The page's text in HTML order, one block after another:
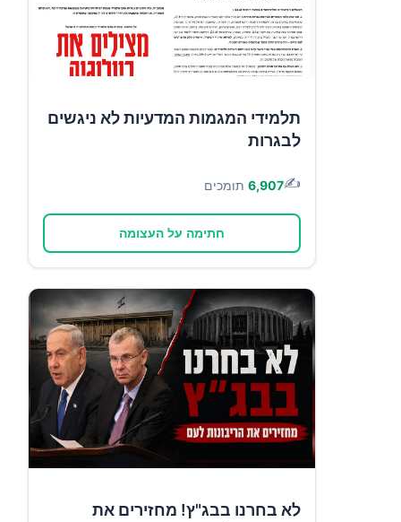
תלמידי המגמות המדעיות לא ניגשים
לבגרות
✍️
6,907 תומכים
חתימה על העצומה
לא בחרנו בבג"ץ! מחזירים את